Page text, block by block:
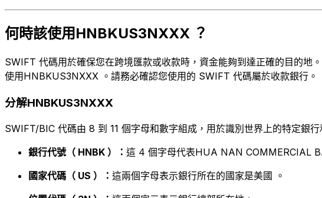
何時該使用HNBKUS3NXXX ？
SWIFT 代碼用於確保您在跨境匯款或收款時，資金能夠到達正確的目的
使用HNBKUS3NXXX 。請務必確認您使用的 SWIFT 代碼屬於收款銀行。
分解HNBKUS3NXXX
SWIFT/BIC 代碼由 8 到 11 個字母和數字組成，用於識別世界上的特定銀行
銀行代號（ HNBK ）： 這 4 個字母代表HUA NAN COMMERCIAL
國家代碼（ US ）： 這兩個字母表示銀行所在的國家是美國 。